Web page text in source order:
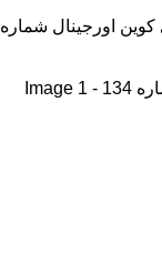
اورجینال شماره 134